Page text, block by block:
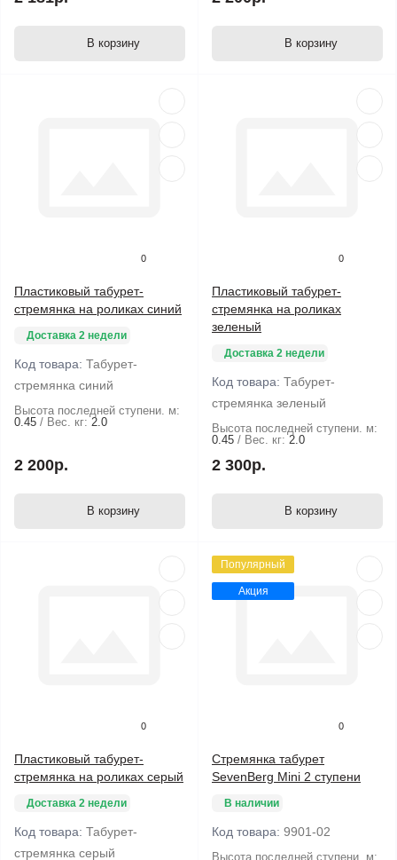
В корзину В корзину
0
Пластиковый табурет-
стремянка на роликах синий
Доставка 2 недели
Код товара: Табурет-
стремянка синий
Высота последней ступени. м:
0.45
Вес. кг: 2.0
2 200р.
В корзину
0
Пластиковый табурет-
стремянка на роликах
зеленый
Доставка 2 недели
Код товара: Табурет-
стремянка зеленый
Высота последней ступени. м:
0.45
Вес. кг: 2.0
2 300р.
В корзину
0
Пластиковый табурет-
стремянка на роликах серый
Доставка 2 недели
Код товара: Табурет-
стремянка серый
Популярный
Акция
0
Стремянка табурет
SevenBerg Mini 2 ступени
В наличии
Код товара: 9901-02
Высота последней ступени. м: